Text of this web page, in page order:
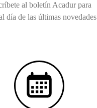
al boletín Acadur para
día de las últimas novedades